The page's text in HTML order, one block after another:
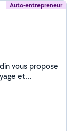
Auto-entrepreneur
vous propose
et
- Taille
- tonte
de vos